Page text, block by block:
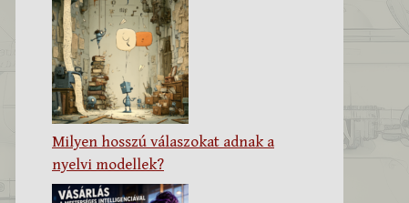
Milyen hosszú válaszokat adnak a
nyelvi modellek?